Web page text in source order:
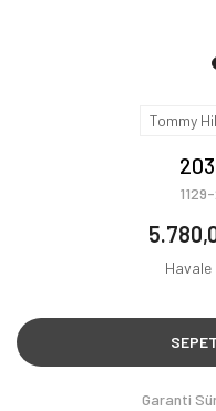
Tommy
Havale
Garanti